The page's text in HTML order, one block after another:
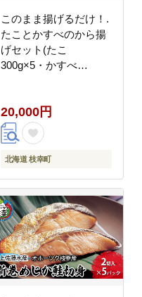
このまま揚げるだけ！.
たことかすべのから揚
げセット(たこ
300g×5・かすべ
20,000円
北海道 枝幸町